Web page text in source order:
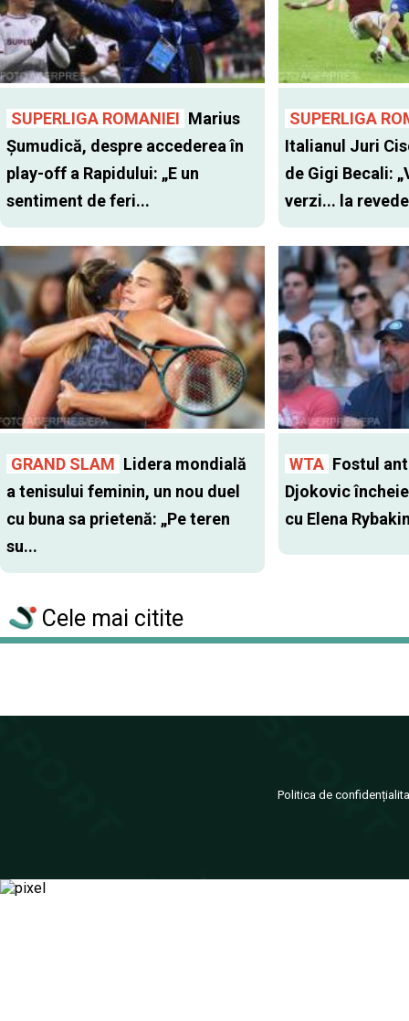
SUPERLIGA ROMANIEI Marius
Șumudică, despre accederea în
play-off a Rapidului: „E un
sentiment de feri...
SUPERLIGA
Italianul Juri
de Gigi Becali:
verzi... la
GRAND SLAM Lidera mondială
a tenisului feminin, un nou duel
cu buna sa prietenă: „Pe teren
su...
WTA Fostul
Djokovic
cu Elena
Cele mai citite
Politica de